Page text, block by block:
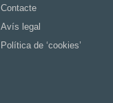
Contacte
Avís legal
Política de ‘cookies’